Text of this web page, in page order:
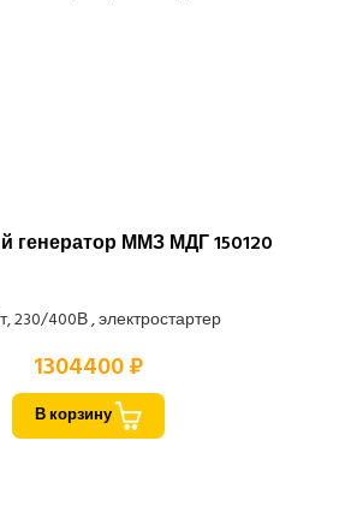
генератор ММЗ МДГ 150120
230/400В , электростартер
1304400 ₽
В корзину